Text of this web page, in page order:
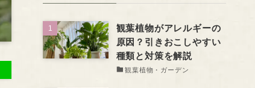
観葉植物がアレルギーの
原因？引きおこしやすい
種類と対策を解説
観葉植物・ガーデン